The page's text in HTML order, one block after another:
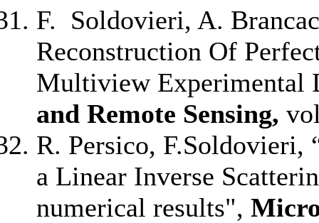
F. Soldovieri, A.
Reconstruction Of
Multiview Experimental
and Remote Sensing,
R. Persico, F.Soldovieri,
a Linear Inverse
numerical results",